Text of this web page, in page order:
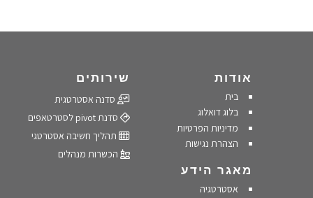
אודות
בית
בלוג דואלוג
מדיניות הפרטיות
הצהרת נגישות
מאגר הידע
אסטרטגיה
שירותים
סדנה אסטרטגית
סדנת pivot לסטרטאפים
תהליך חשיבה אסטרטגי
הכשרות מנהלים